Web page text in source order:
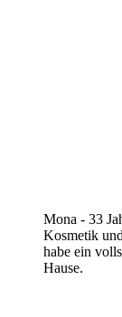
Mona - 33
Kosmetik
habe ein
Hause.